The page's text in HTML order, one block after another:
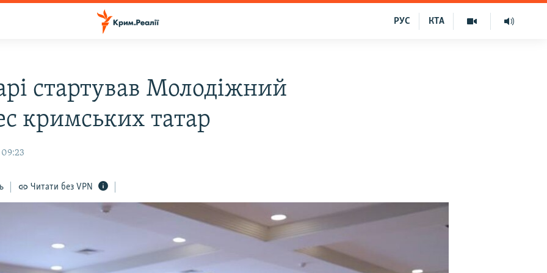
КТА
РУС
стартував Молодіжний
кримських татар
09:23
Читати без VPN